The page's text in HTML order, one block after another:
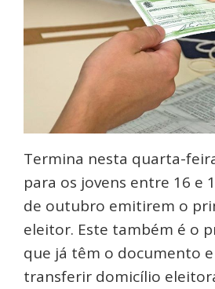
Termina nesta quarta-
para os jovens entre 16 e
de outubro emitirem o
eleitor. Este também é o
que já têm o documento
transferir domicílio